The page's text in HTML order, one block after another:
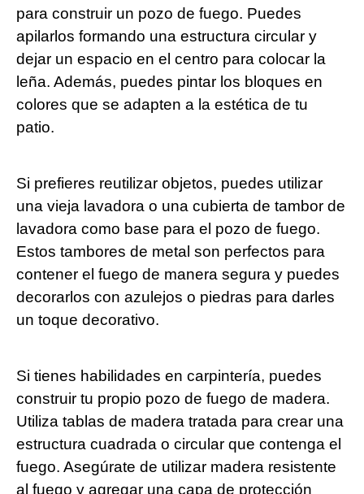
para construir un pozo de fuego. Puedes
apilarlos formando una estructura circular y
dejar un espacio en el centro para colocar la
leña. Además, puedes pintar los bloques en
colores que se adapten a la estética de tu
patio.
Si prefieres reutilizar objetos, puedes utilizar
una vieja lavadora o una cubierta de tambor de
lavadora como base para el pozo de fuego.
Estos tambores de metal son perfectos para
contener el fuego de manera segura y puedes
decorarlos con azulejos o piedras para darles
un toque decorativo.
Si tienes habilidades en carpintería, puedes
construir tu propio pozo de fuego de madera.
Utiliza tablas de madera tratada para crear una
estructura cuadrada o circular que contenga el
fuego. Asegúrate de utilizar madera resistente
al fuego y agregar una capa de protección